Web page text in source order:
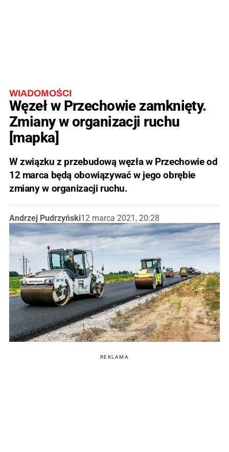
WIADOMOŚCI
Węzeł w Przechowie zamknięty.
Zmiany w organizacji ruchu
[mapka]
W związku z przebudową węzła w Przechowie od
12 marca będą obowiązywać w jego obrębie
zmiany w organizacji ruchu.
Andrzej Pudrzyński12 marca 2021, 20:28
REKLAMA